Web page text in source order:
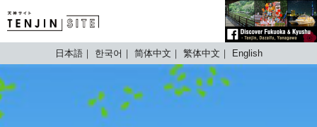
TENJIN SITE
日本語 한국어 简体中文 繁体中文 English